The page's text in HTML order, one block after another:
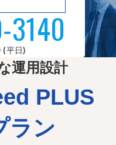
(平日)
運用設計
PLUS
ラン